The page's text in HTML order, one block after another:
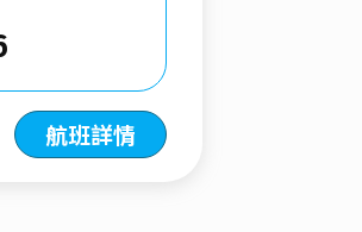
航班詳情